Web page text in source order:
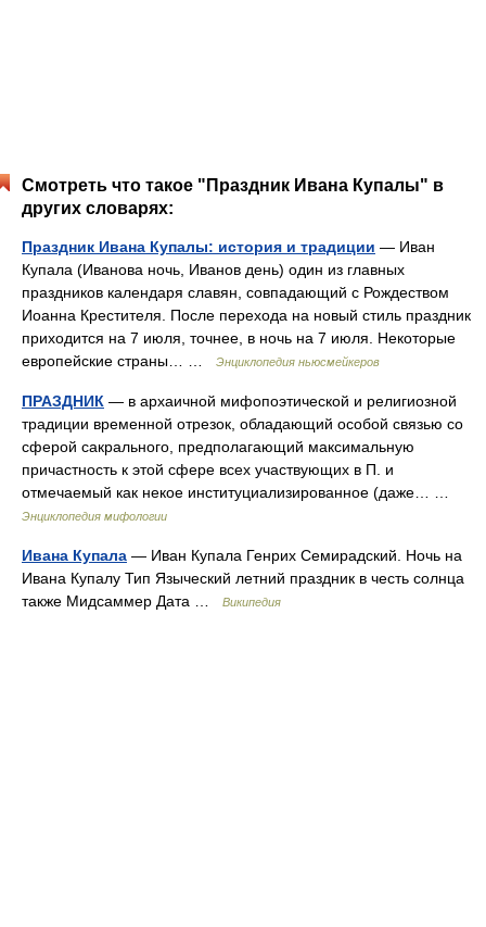
Смотреть что такое "Праздник Ивана Купалы" в
других словарях:
Праздник Ивана Купалы: история и традиции — Иван
Купала (Иванова ночь, Иванов день) один из главных
праздников календаря славян, совпадающий с Рождеством
Иоанна Крестителя. После перехода на новый стиль праздник
приходится на 7 июля, точнее, в ночь на 7 июля. Некоторые
европейские страны… …
Энциклопедия ньюсмейкеров
ПРАЗДНИК — в архаичной мифопоэтической и религиозной
традиции временной отрезок, обладающий особой связью со
сферой сакрального, предполагающий максимальную
причастность к этой сфере всех участвующих в П. и
отмечаемый как некое институциализированное (даже… …
Энциклопедия мифологии
Ивана Купала — Иван Купала Генрих Семирадский. Ночь на
Ивана Купалу Тип Языческий летний праздник в честь солнца
также Мидсаммер Дата …
Википедия